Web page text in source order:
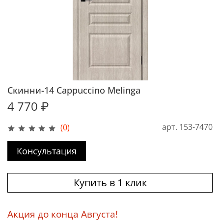
(0) арт. 153-7470
Скинни-14 Cappuccino Melinga
4 770 ₽
Консультация
Купить в 1 клик
Акция до конца Августа!